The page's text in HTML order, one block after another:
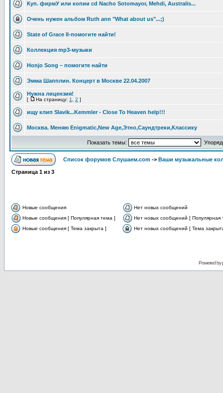
Куп. фирмУ или копии cd Nacho Sotomayor, Mehdi, Australis...
Очень нужен альбом Ruth ann "What about us"...;)
State of Grace II-помогите найти!
Коллекция mp3-музыки
Honjo Song – помогите найти
Эмма Шапплин. Концерт в Москве 22.04.2007
Нужна лицензия!
[ На страницу: 1 2 ]
ищу клип Slavik...Kemmler - Close To Heaven help!!!
Москва. Меняю Enigmatic,New Age,Этно,Саундтреки,Классику
Показать темы:
Список форумов Слушаем.com -> Ваши музыкальные
Страница 1 из 3
Новые сообщения
Нет новых сообщений
Новые сообщения [ Популярная тема ]
Нет новых сообщений [ Популярная
Новые сообщения [ Тема закрыта ]
Нет новых сообщений [ Тема
Powered by